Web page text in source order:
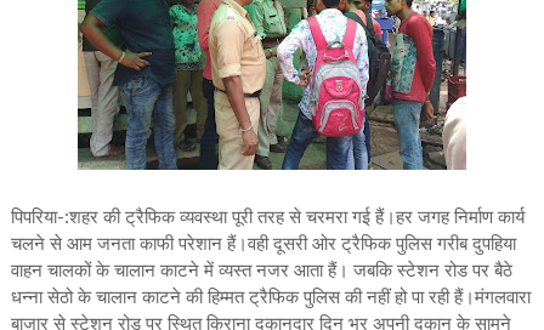
पिपरिया-:शहर की ट्रैफिक व्यवस्था पूरी तरह से चरमरा गई हैं।हर जगह निर्माण कार्य
चलने से आम जनता काफी परेशान हैं।वही दूसरी ओर ट्रैफिक पुलिस गरीब दुपहिया
वाहन चालकों के चालान काटने में व्यस्त नजर आता हैं। जबकि स्टेशन रोड पर बैठे
धन्ना सेठो के चालान काटने की हिम्मत ट्रैफिक पुलिस की नहीं हो पा रही हैं।मंगलवारा
बाजार से स्टेशन रोड पर स्थित किराना दुकानदार दिन भर अपनी दुकान के सामने